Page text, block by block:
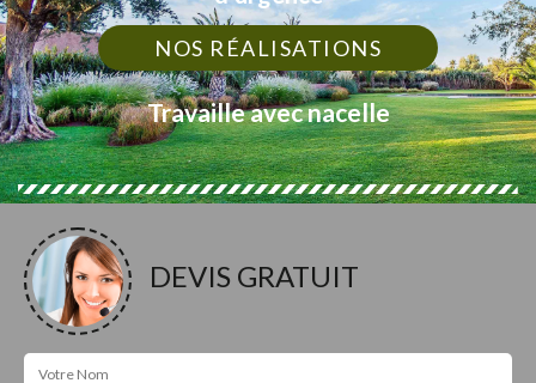
NOS RÉALISATIONS
Travaille avec nacelle
DEVIS GRATUIT